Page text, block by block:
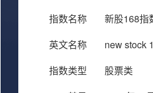
指数名称
新股168指
英文名称
new stock
指数类型
股票类